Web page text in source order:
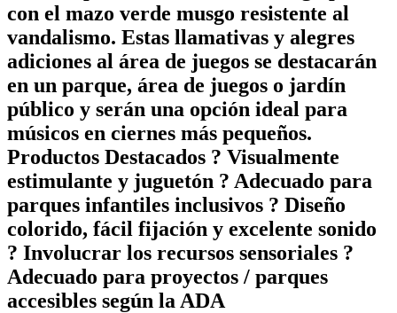
con el mazo verde musgo resistente al
vandalismo. Estas llamativas y alegres
adiciones al área de juegos se destacarán
en un parque, área de juegos o jardín
público y serán una opción ideal para
músicos en ciernes más pequeños.
Productos Destacados ? Visualmente
estimulante y juguetón ? Adecuado para
parques infantiles inclusivos ? Diseño
colorido, fácil fijación y excelente sonido
? Involucrar los recursos sensoriales ?
Adecuado para proyectos / parques
accesibles según la ADA